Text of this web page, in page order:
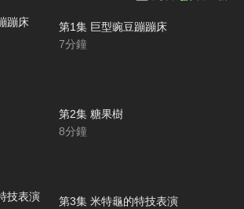
第1集 巨型豌豆蹦蹦床
7分鐘
第2集 糖果樹
8分鐘
第3集 米特龜的特技表演